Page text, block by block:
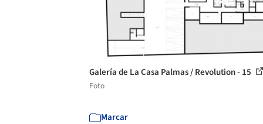
Galería de La Casa Palmas / Revolution - 15
Foto
Marcar